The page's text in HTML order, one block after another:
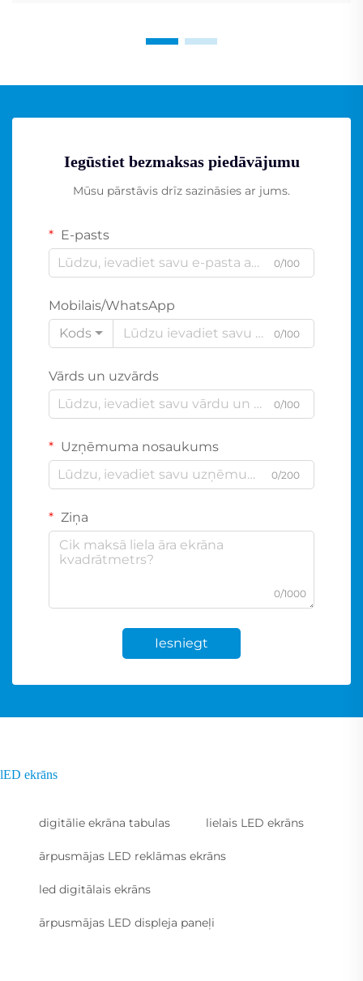
Iegūstiet bezmaksas piedāvājumu
Mūsu pārstāvis drīz sazināsies ar jums.
E-pasts
0/100
Mobilais/WhatsApp
Kods
0/100
Vārds un uzvārds
0/100
Uzņēmuma nosaukums
0/200
Ziņa
0/1000
Iesniegt
lED ekrāns
digitālie ekrāna tabulas lielais LED ekrāns
ārpusmājas LED reklāmas ekrāns
led digitālais ekrāns
ārpusmājas LED displeja paneļi